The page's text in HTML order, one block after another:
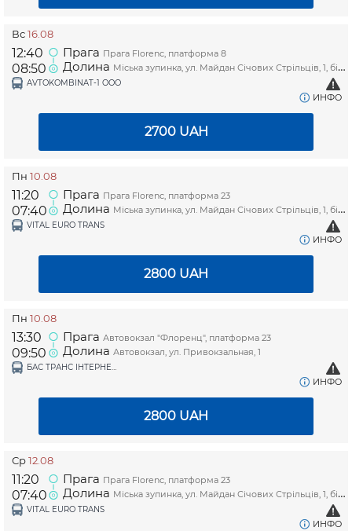
Вс16.08
12:40
08:50
Прага Прага Florenc, платформа 8
Долина Міська зупинка, ул. Майдан Січових Стрільців, 1, біля магазину "Копійочка"
AVTOKOMBINAT-1 OOO
ИНФО
2700 UAH
Пн 10.08
11:20
07:40
Прага Прага Florenc, платформа 23
Долина Міська зупинка, ул. Майдан Січових Стрільців, 1, біля магазину "Копійочка"
VITAL EURO TRANS
ИНФО
2800 UAH
Пн 10.08
13:30
09:50
Прага Автовокзал "Флоренц", платформа 23
Долина Автовокзал, ул. Привокзальная, 1
БАС ТРАНС ІНТЕРНЕШНЛ ТОВ (PINCHUKTRAVEL)
ИНФО
2800 UAH
Ср12.08
11:20
07:40
Прага Прага Florenc, платформа 23
Долина Міська зупинка, ул. Майдан Січових Стрільців, 1, біля магазину "Копійочка"
VITAL EURO TRANS
ИНФО